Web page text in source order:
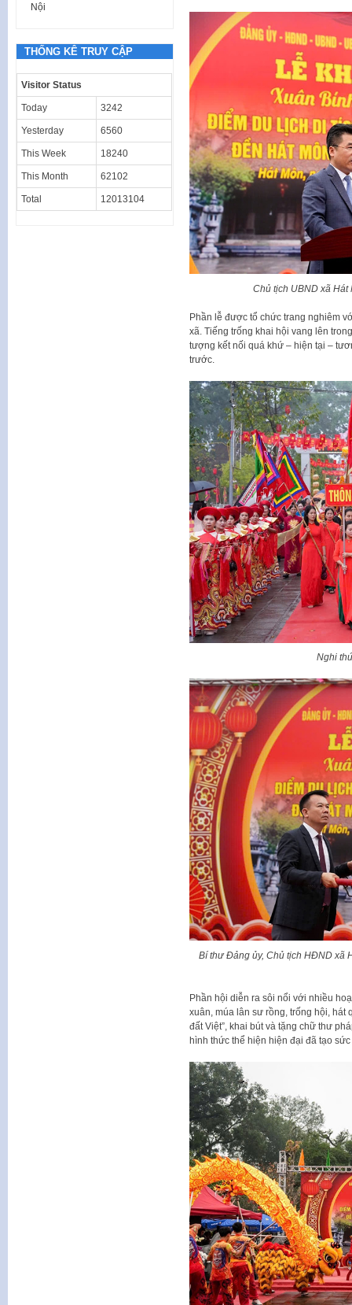
Chủ tịch UBND xã
Phần lễ được tổ chức trang nghiêm
xã. Tiếng trống khai hội vang lên
tượng kết nối quá khứ – hiện tại –
trước.
Nghi
Bí thư Đảng ủy, Chủ tịch HĐND xã
Phần hội diễn ra sôi nổi với nhiều
xuân, múa lân sư rồng, trống hội, hát
đất Việt”, khai bút và tặng chữ thư
hình thức thể hiện hiện đại đã tạo
Nội
THỐNG KÊ TRUY CẬP
Visitor Status
Today 3242
Yesterday 6560
This Week 18240
This Month 62102
Total 12013104